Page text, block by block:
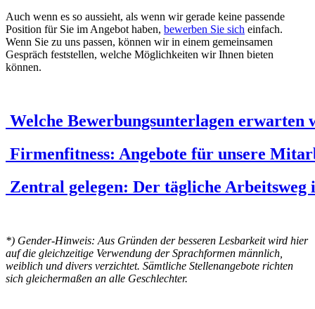
Auch wenn es so aussieht, als wenn wir gerade keine passende
Position für Sie im Angebot haben, bewerben Sie sich einfach.
Wenn Sie zu uns passen, können wir in einem gemeinsamen
Gespräch feststellen, welche Möglichkeiten wir Ihnen bieten
können.
Welche Bewerbungsunterlagen erwarten
Firmenfitness: Angebote für unsere
Zentral gelegen: Der tägliche Arbeitsweg
*) Gender-Hinweis: Aus Gründen der besseren Lesbarkeit wird hier
auf die gleichzeitige Verwendung der Sprachformen männlich,
weiblich und divers verzichtet. Sämtliche Stellenangebote richten
sich gleichermaßen an alle Geschlechter.